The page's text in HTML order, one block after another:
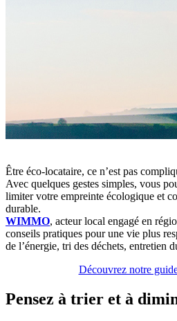
Être éco-locataire, ce n’est pas
Avec quelques gestes simples, vous
limiter votre empreinte écologique et
durable.
WIMMO, acteur local engagé en
conseils pratiques pour une vie plus
de l’énergie, tri des déchets, entretien
Découvrez notre
Pensez à trier et à